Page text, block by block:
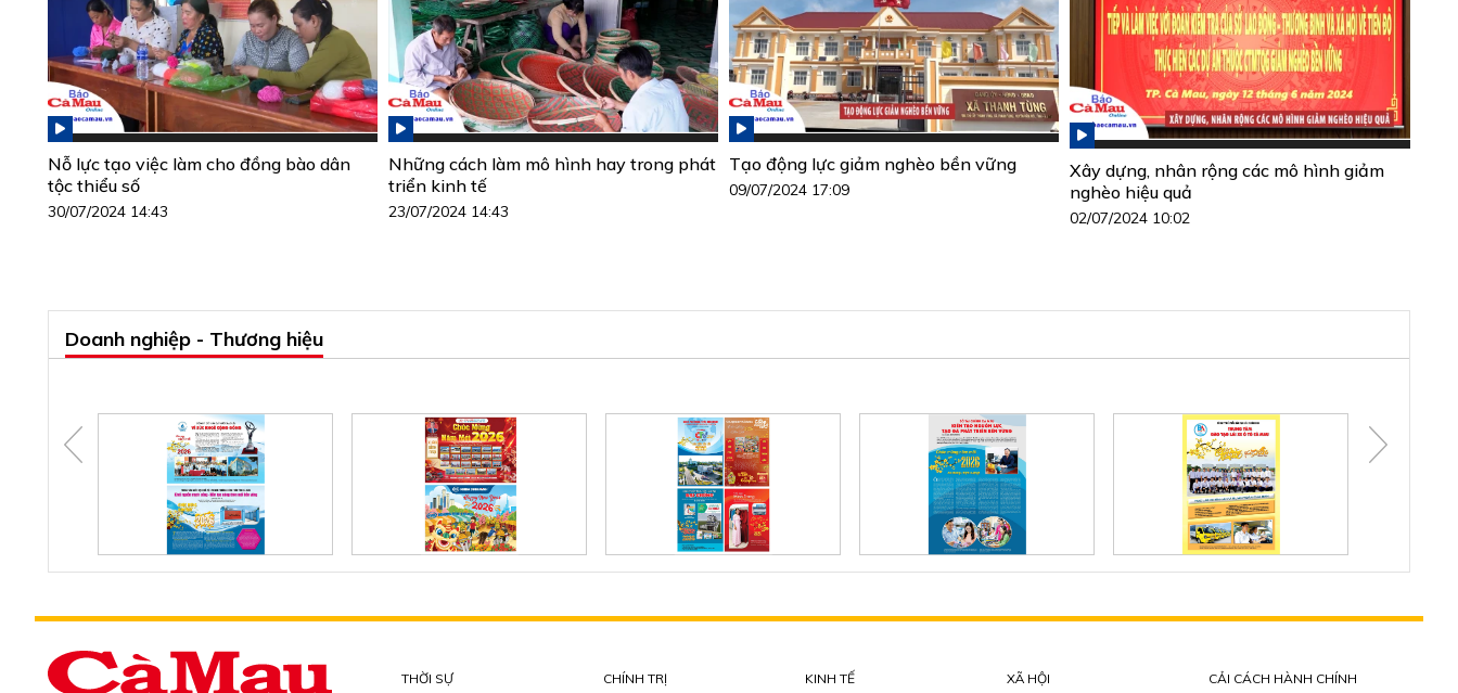
Nỗ lực tạo việc làm cho đồng bào dân
tộc thiểu số
30/07/2024 14:43
Những cách làm mô hình hay trong phát
triển kinh tế
23/07/2024 14:43
Tạo động lực giảm nghèo bền vững
09/07/2024 17:09
Xây dựng, nhân rộng các mô hình giảm
nghèo hiệu quả
02/07/2024 10:02
Doanh nghiệp - Thương hiệu
THỜI SỰ CHÍNH TRỊ KINH TẾ XÃ HỘI CẢI CÁCH HÀNH CHÍNH